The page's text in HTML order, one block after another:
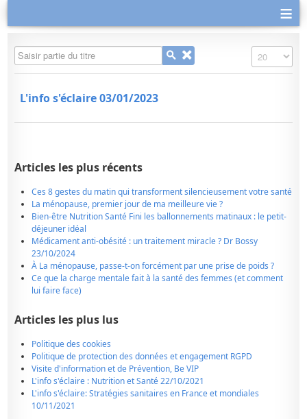
≡
Saisir partie du titre Affichage #
L'info s'éclaire 03/01/2023
Articles les plus récents
Ces 8 gestes du matin qui transforment silencieusement votre santé
La ménopause, premier jour de ma meilleure vie ?
Bien-être Nutrition Santé Fini les ballonnements matinaux : le petit-
déjeuner idéal
Médicament anti-obésité : un traitement miracle ? Dr Bossy
23/10/2024
À La ménopause, passe-t-on forcément par une prise de poids ?
Ce que la charge mentale fait à la santé des femmes (et comment
lui faire face)
Articles les plus lus
Politique des cookies
Politique de protection des données et engagement RGPD
Visite d'information et de Prévention, Be VIP
L'info s'éclaire : Nutrition et Santé 22/10/2021
L'info s'éclaire: Stratégies sanitaires en France et mondiales
10/11/2021